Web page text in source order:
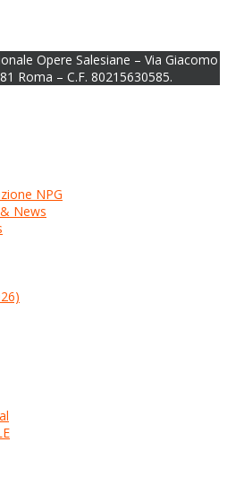
Opere Salesiane – Via Giacomo
Roma – C.F. 80215630585.
NPG
News